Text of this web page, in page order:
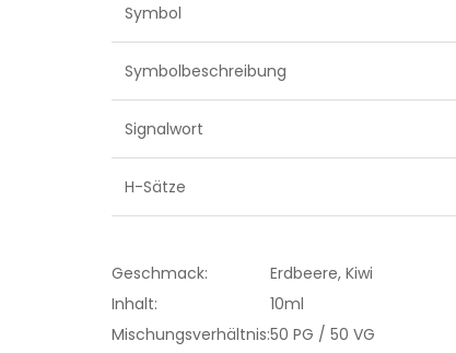
Symbol
Symbolbeschreibung
Signalwort
H-Sätze
Geschmack:
Erdbeere, Kiwi
Inhalt:
10ml
Mischungsverhältnis:50 PG / 50 VG